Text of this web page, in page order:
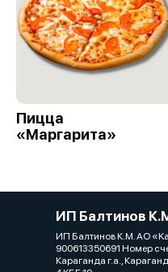
Пицца
«Маргарита»
ИП Балтинов
ИП Балтинов К.М. АО
900613350691 Номер
Караганда г.а.,